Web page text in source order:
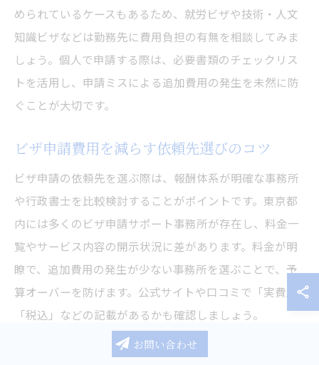
められているケースもあるため、就労ビザや技術・人文
知識ビザなどは勤務先に費用負担の有無を相談してみま
しょう。個人で申請する際は、必要書類のチェックリス
トを活用し、申請ミスによる追加費用の発生を未然に防
ぐことが大切です。
ビザ申請費用を減らす依頼先選びのコツ
ビザ申請の依頼先を選ぶ際は、報酬体系が明確な事務所
や行政書士を比較検討することがポイントです。東京都
内には多くのビザ申請サポート事務所が存在し、料金一
覧やサービス内容の開示状況に差があります。料金が明
瞭で、追加費用の発生が少ない事務所を選ぶことで、予
算オーバーを防げます。公式サイトや口コミで「実費」
「税込」などの記載があるかも確認しましょう。
また、初回相談が無料の事務所を選べば、費用をかけず
お問い合わせ